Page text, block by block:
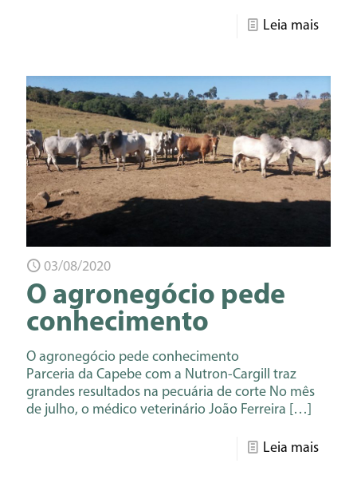
Leia mais
03/08/2020
O agronegócio pede
conhecimento
O agronegócio pede conhecimento
Parceria da Capebe com a Nutron-Cargill traz
grandes resultados na pecuária de corte No mês
de julho, o médico veterinário João Ferreira […]
Leia mais